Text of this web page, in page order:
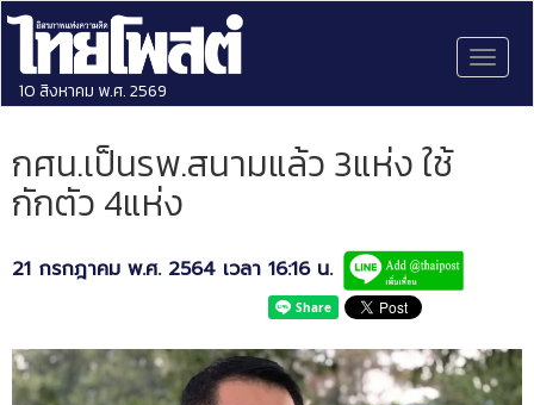
10 สิงหาคม พ.ศ. 2569
กศน.เป็นรพ.สนามแล้ว 3แห่ง ใช้
กักตัว 4แห่ง
21 กรกฎาคม พ.ศ. 2564 เวลา 16:16 น.